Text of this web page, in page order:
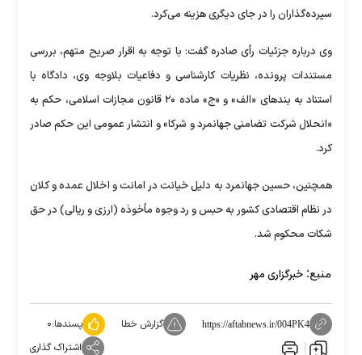
سپرده‌گذاران را در جای دیگری هزینه می‌کرد.
وی درباره جزئیات رأی صادره گفت: با توجه به اقرار صریح متهم، بررسی
مستندات پرونده، نظریات کارشناسی و دفاعیات بلاوجه وی، دادگاه با
استناد به بند‌های «الف» و «ج» ماده ۲۰ قانون مجازات اسلامی، حکم به
«انحلال شرکت تضامنی جهانمرد و شرکا» و انتشار عمومی این حکم صادر
کرد.
همچنین، حسین جهانمرد به دلیل خیانت در امانت و اخلال عمده و کلان
در نظام اقتصادی کشور به حبس و رد وجوه مأخوذه (ارزی و ریالی) در حق
شکات محکوم شد.
منبع: خبرگزاری مهر
https://aftabnews.ir/004PK4 گزارش خطا پسندها:۰
اشتراک گذاری